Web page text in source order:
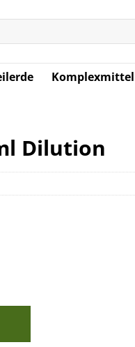
Komplexmittel
Dilution